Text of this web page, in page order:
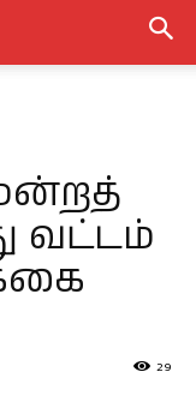
வட்டம்
29